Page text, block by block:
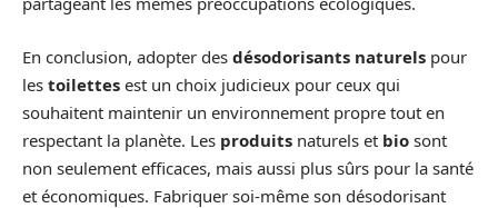
En conclusion, adopter des désodorisants naturels pour
les toilettes est un choix judicieux pour ceux qui
souhaitent maintenir un environnement propre tout en
respectant la planète. Les produits naturels et bio sont
non seulement efficaces, mais aussi plus sûrs pour la santé
et économiques. Fabriquer soi-même son désodorisant